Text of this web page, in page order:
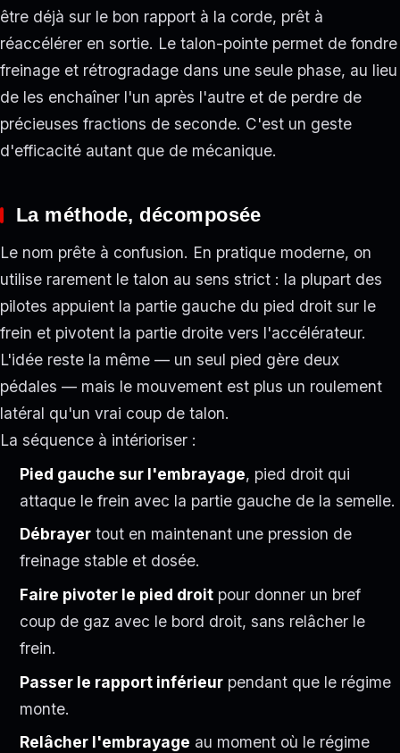
être déjà sur le bon rapport à la corde, prêt à
réaccélérer en sortie. Le talon-pointe permet de fondre
freinage et rétrogradage dans une seule phase, au lieu
de les enchaîner l'un après l'autre et de perdre de
précieuses fractions de seconde. C'est un geste
d'efficacité autant que de mécanique.
La méthode, décomposée
Le nom prête à confusion. En pratique moderne, on
utilise rarement le talon au sens strict : la plupart des
pilotes appuient la partie gauche du pied droit sur le
frein et pivotent la partie droite vers l'accélérateur.
L'idée reste la même — un seul pied gère deux
pédales — mais le mouvement est plus un roulement
latéral qu'un vrai coup de talon.
La séquence à intérioriser :
Pied gauche sur l'embrayage, pied droit qui
attaque le frein avec la partie gauche de la semelle.
Débrayer tout en maintenant une pression de
freinage stable et dosée.
Faire pivoter le pied droit pour donner un bref
coup de gaz avec le bord droit, sans relâcher le
frein.
Passer le rapport inférieur pendant que le régime
monte.
Relâcher l'embrayage au moment où le régime